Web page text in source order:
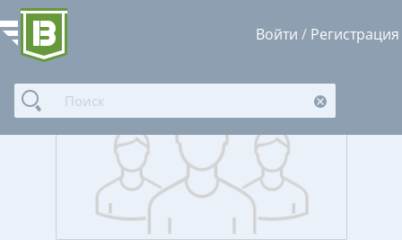
Войти / Регистрация